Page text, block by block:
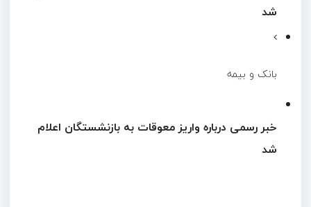
شد
بانک و بیمه
خبر رسمی درباره واریز معوقات به بازنشستگان اعلام
شد